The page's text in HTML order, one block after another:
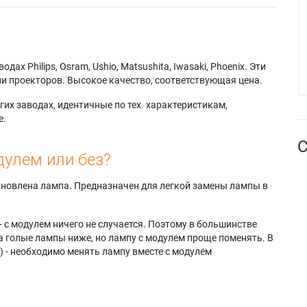
Philips, Osram, Ushio, Matsushita, Iwasaki, Phoenix. Эти
проекторов. Высокое качество, соответствующая цена.
заводах, идентичные по тех. характеристикам,
или без?
лампа. Предназначен для легкой замены лампы в
модулем ничего не случается. Поэтому в большинстве
голые лампы ниже, но лампу с модулем проще поменять. В
- необходимо менять лампу вместе с модулем